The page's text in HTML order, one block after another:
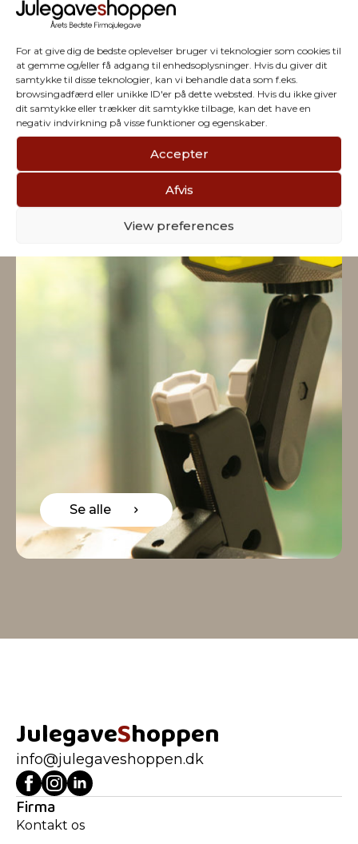
For at give dig de bedste oplevelser bruger vi teknologier som cookies til
at gemme og/eller få adgang til enhedsoplysninger. Hvis du giver dit
samtykke til disse teknologier, kan vi behandle data som f.eks.
browsingadfærd eller unikke ID'er på dette websted. Hvis du ikke giver
dit samtykke eller trækker dit samtykke tilbage, kan det have en
negativ indvirkning på visse funktioner og egenskaber.
Accepter
Afvis
View preferences
Vi har julegaver til hele
firmaet
Se alle
JulegaveShoppen
info@julegaveshoppen.dk
Firma
Kontakt os